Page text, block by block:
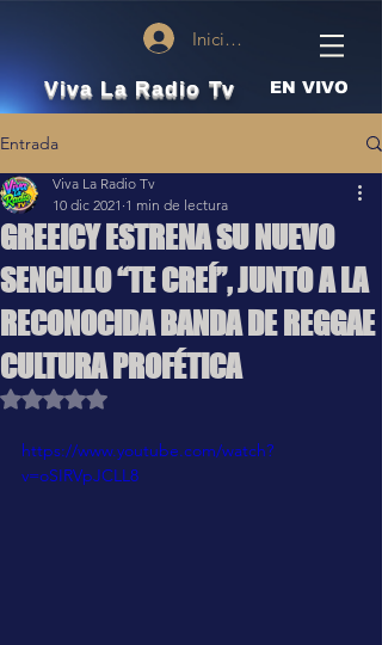
Iniciar sesión
Viva La Radio Tv EN VIVO
Entrada
GREEICY ESTRENA SU NUEVO
SENCILLO “TE CREÍ”, JUNTO A LA
RECONOCIDA BANDA DE REGGAE
CULTURA PROFÉTICA
Viva La Radio Tv
10 dic 2021 1 min de lectura
Obtuvo NaN de 5 estrellas.
https://www.youtube.com/watch?
v=oSIRVpJCLL8